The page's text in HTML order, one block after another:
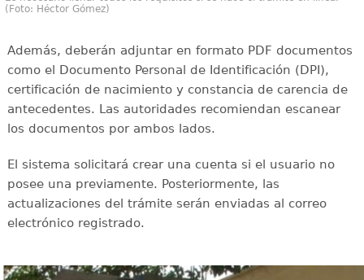
(Foto: Héctor Gómez)
Además, deberán adjuntar en formato PDF documentos
como el Documento Personal de Identificación (DPI),
certificación de nacimiento y constancia de carencia de
antecedentes. Las autoridades recomiendan escanear
los documentos por ambos lados.
El sistema solicitará crear una cuenta si el usuario no
posee una previamente. Posteriormente, las
actualizaciones del trámite serán enviadas al correo
electrónico registrado.